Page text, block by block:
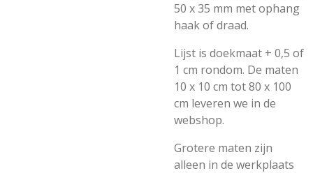
50 x 35 mm met ophang
haak of draad.
Lijst is doekmaat + 0,5 of
1 cm rondom. De maten
10 x 10 cm tot 80 x 100
cm leveren we in de
webshop.
Grotere maten zijn
alleen in de werkplaats